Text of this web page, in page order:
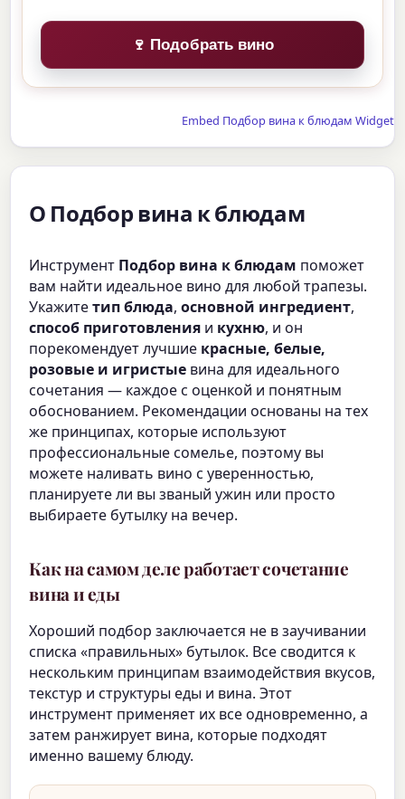
🍷 Подобрать вино
Embed Подбор вина к блюдам Widget
О Подбор вина к блюдам
Инструмент Подбор вина к блюдам поможет
вам найти идеальное вино для любой трапезы.
Укажитетип блюда,основной ингредиент,
способ приготовления и кухню, и он
порекомендует лучшие красные, белые,
розовые и игристые вина для идеального
сочетания — каждое с оценкой и понятным
обоснованием. Рекомендации основаны на тех
же принципах, которые используют
профессиональные сомелье, поэтому вы
можете наливать вино с уверенностью,
планируете ли вы званый ужин или просто
выбираете бутылку на вечер.
Как на самом деле работает сочетание
вина и еды
Хороший подбор заключается не в заучивании
списка «правильных» бутылок. Все сводится к
нескольким принципам взаимодействия вкусов,
текстур и структуры еды и вина. Этот
инструмент применяет их все одновременно, а
затем ранжирует вина, которые подходят
именно вашему блюду.